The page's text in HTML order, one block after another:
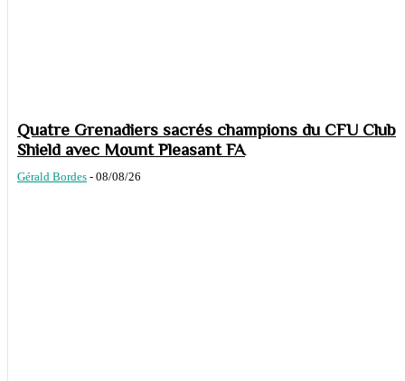
Quatre Grenadiers sacrés champions du CFU Club
Shield avec Mount Pleasant FA
Gérald Bordes - 08/08/26